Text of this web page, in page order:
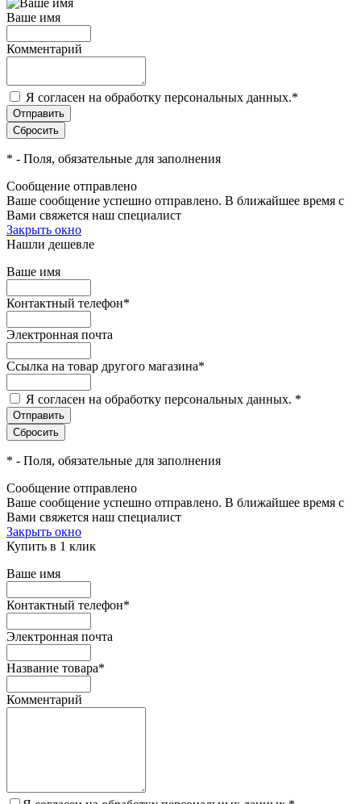
Ваше имя
Комментарий
Я согласен на обработку персональных данных.*
* - Поля, обязательные для заполнения
Сообщение отправлено
Ваше сообщение успешно отправлено. В ближайшее время с
Вами свяжется наш специалист
Закрыть окно
Нашли дешевле
Ваше имя
Контактный телефон*
Электронная почта
Ссылка на товар другого магазина*
Я согласен на обработку персональных данных. *
* - Поля, обязательные для заполнения
Сообщение отправлено
Ваше сообщение успешно отправлено. В ближайшее время с
Вами свяжется наш специалист
Закрыть окно
Купить в 1 клик
Ваше имя
Контактный телефон*
Электронная почта
Название товара*
Комментарий